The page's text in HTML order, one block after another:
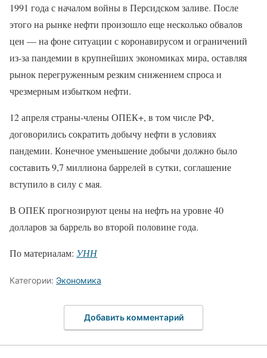
1991 года с началом войны в Персидском заливе. После
этого на рынке нефти произошло еще несколько обвалов
цен — на фоне ситуации с коронавирусом и ограничений
из-за пандемии в крупнейших экономиках мира, оставляя
рынок перегруженным резким снижением спроса и
чрезмерным избытком нефти.
12 апреля страны-члены ОПЕК+, в том числе РФ,
договорились сократить добычу нефти в условиях
пандемии. Конечное уменьшение добычи должно было
составить 9,7 миллиона баррелей в сутки, соглашение
вступило в силу с мая.
В ОПЕК прогнозируют цены на нефть на уровне 40
долларов за баррель во второй половине года.
По материалам: УНН
Категории: Экономика
Добавить комментарий